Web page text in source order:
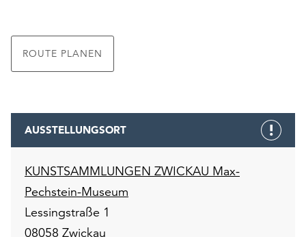
ROUTE PLANEN
AUSSTELLUNGSORT
KUNSTSAMMLUNGEN ZWICKAU Max-
Pechstein-Museum
Lessingstraße 1
08058 Zwickau